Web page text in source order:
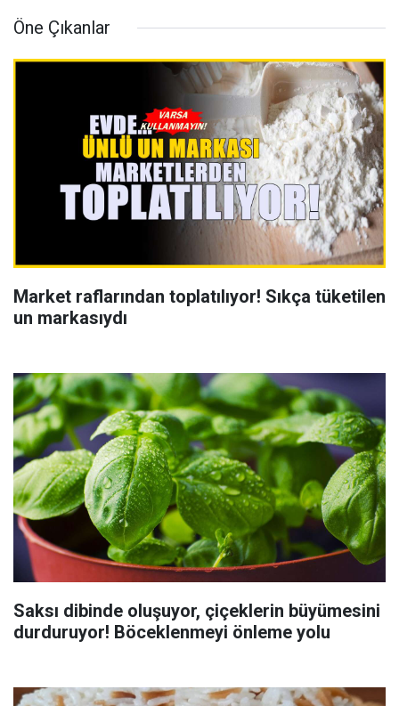
Öne Çıkanlar
Market raflarından toplatılıyor! Sıkça tüketilen
un markasıydı
Saksı dibinde oluşuyor, çiçeklerin büyümesini
durduruyor! Böceklenmeyi önleme yolu